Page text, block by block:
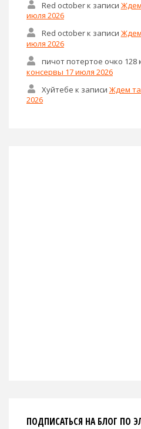
Red octoberк записи Ждем
июля 2026
Red octoberк записи Ждем
июля 2026
пичот потертое очко 128
консервы 17 июля 2026
Хуйтебе к записи Ждем
2026
ПОДПИСАТЬСЯ НА БЛОГ ПО